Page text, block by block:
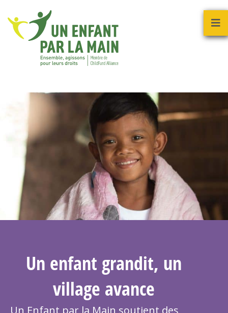
Un enfant grandit, un
village avance